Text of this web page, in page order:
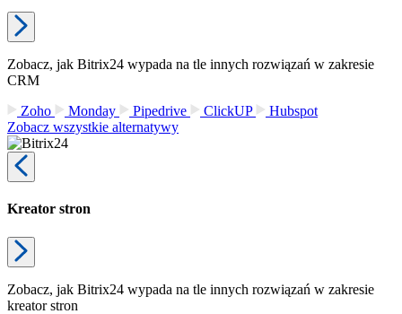
Zobacz, jak Bitrix24 wypada na tle innych rozwiązań w zakresie
CRM
Zoho
Monday Pipedrive ClickUP
Hubspot
Zobacz wszystkie alternatywy
Kreator stron
Zobacz, jak Bitrix24 wypada na tle innych rozwiązań w zakresie
kreator stron